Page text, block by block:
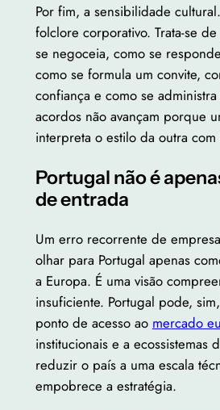
Por fim, a sensibilidade
folclore corporativo. Trata-se
se negoceia, como se
como se formula um convite,
confiança e como se
acordos não avançam porque
interpreta o estilo da outra
Portugal não é
de entrada
Um erro recorrente de
olhar para Portugal apenas
a Europa. É uma visão
insuficiente. Portugal pode,
ponto de acesso ao mercado
institucionais e a ecossistemas
reduzir o país a uma escala
empobrece a estratégia.